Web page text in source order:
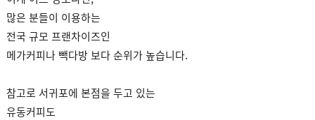
많은 분들이 이용하는
전국 규모 프랜차이즈인
메가커피나 빽다방 보다 순위가 높습니다.
참고로 서귀포에 본점을 두고 있는
유동커피도